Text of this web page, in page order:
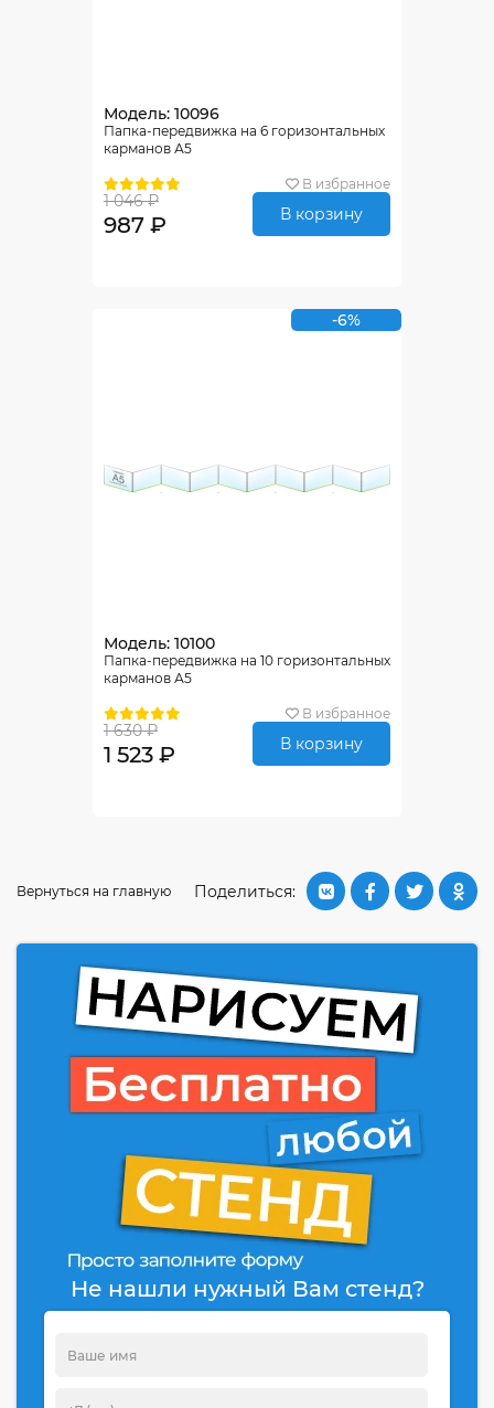
Модель: 10096
Папка-передвижка на 6 горизонтальных
карманов А5
В избранное
1 046 ₽
987 ₽ В корзину
-6%
Модель: 10100
Папка-передвижка на 10 горизонтальных
карманов А5
В избранное
1 630 ₽
1 523 ₽ В корзину
Поделиться:
Вернуться на главную
Не нашли нужный Вам стенд?